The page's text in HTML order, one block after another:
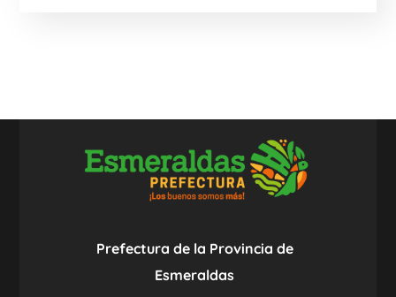
Prefectura de la Provincia de
Esmeraldas